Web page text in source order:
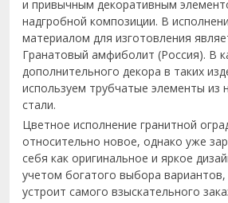
и привычным декоративным
надгробной композиции. В
материалом для изготовления
Гранатовый амфиболит (Россия). В
дополнительного декора в таких
используем трубчатые элементы
стали.
Цветное исполнение гранитной
относительно новое, однако уже
себя как оригинальное и яркое
учетом богатого выбора
устроит самого взыскательного